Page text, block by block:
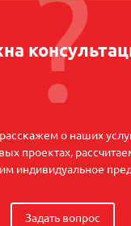
о наших
проектах,
индивидуальное
Задать вопрос